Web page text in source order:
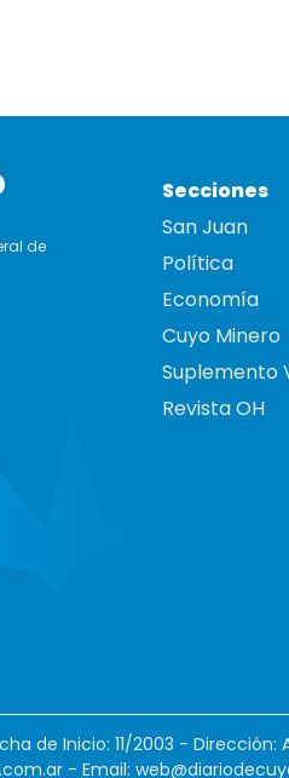
de
Secciones
San Juan
Política
Economía
Cuyo Minero
Suplemento
Revista OH
de Inicio: 11/2003 -
- Email: